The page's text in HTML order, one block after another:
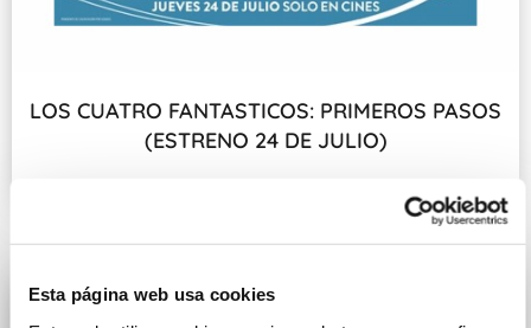
Esta página web usa cookies
LOS CUATRO FANTASTICOS: PRIMEROS PASOS
(ESTRENO 24 DE JULIO)